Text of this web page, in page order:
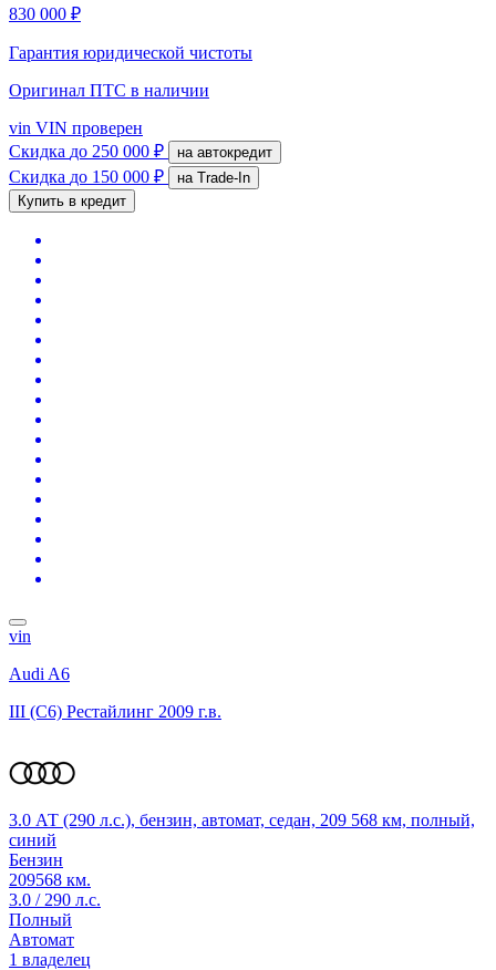
830 000 ₽
Гарантия юридической чистоты
Оригинал ПТС в наличии
vin VIN проверен
Скидка до 250 000 ₽ на автокредит
Скидка до 150 000 ₽
на Trade-In
Купить в кредит
vin
Audi A6
III (C6) Рестайлинг 2009 г.в.
3.0 АТ (290 л.с.), бензин, автомат, седан, 209 568 км, полный,
синий
Бензин
209568 км.
3.0 / 290 л.с.
Полный
Автомат
1 владелец